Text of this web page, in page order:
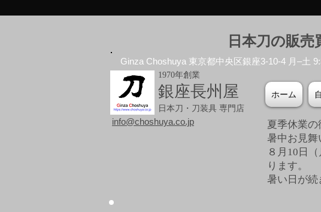
日本刀の販
Ginza Choshuya 東京都中央区銀座3-10-4 月–土
1970年創業
銀座長州屋
日本刀・刀装具 専門店
ホーム
info@choshuya.co.jp
夏季休業の
暑中お見舞
８月10日
ります。
暑い日が続